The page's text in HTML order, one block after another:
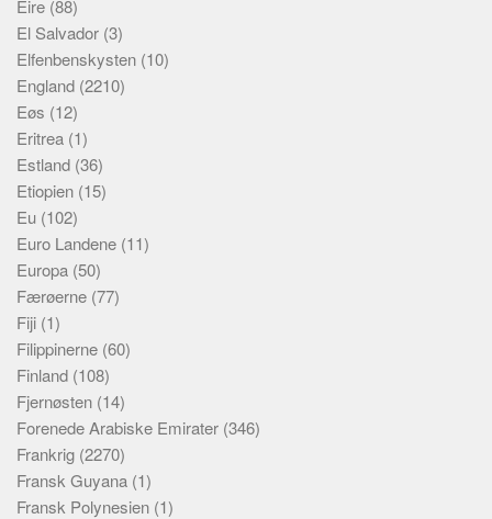
Eire (88)
El Salvador (3)
Elfenbenskysten (10)
England (2210)
Eøs (12)
Eritrea (1)
Estland (36)
Etiopien (15)
Eu (102)
Euro Landene (11)
Europa (50)
Færøerne (77)
Fiji (1)
Filippinerne (60)
Finland (108)
Fjernøsten (14)
Forenede Arabiske Emirater (346)
Frankrig (2270)
Fransk Guyana (1)
Fransk Polynesien (1)